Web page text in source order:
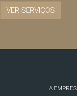
VER SERVIÇOS
A